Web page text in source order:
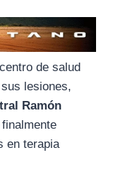
de salud
lesiones,
Ramón
en terapia